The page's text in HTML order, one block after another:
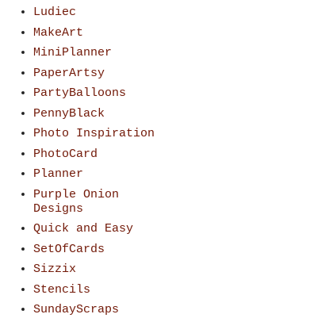
Ludiec
MakeArt
MiniPlanner
PaperArtsy
PartyBalloons
PennyBlack
Photo Inspiration
PhotoCard
Planner
Purple Onion
Designs
Quick and Easy
SetOfCards
Sizzix
Stencils
SundayScraps